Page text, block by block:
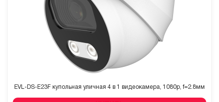
EVL-DS-E23F купольная уличная 4 в 1 видеокамера, 1080p, f=2.8мм